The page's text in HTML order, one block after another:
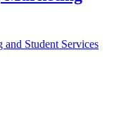
Student Services